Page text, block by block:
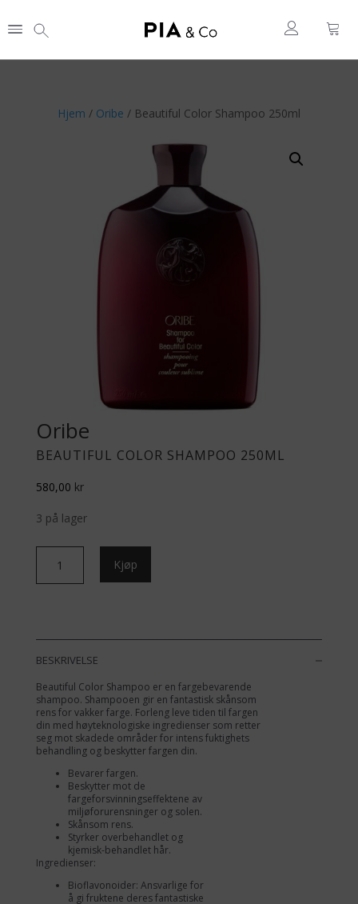
Hjem / Oribe / Beautiful Color Shampoo 250ml
Oribe
BEAUTIFUL COLOR SHAMPOO 250ML
580,00 kr
3 på lager
Color
Kjøp
BESKRIVELSE
Beautiful Color Shampoo er en fargebevarende
shampoo. Shampooen gir en fantastisk skånsom
rens for vakker farge. Forleng leve tiden til fargen
din med høyteknologiske ingredienser som retter
seg mot skadede områder for intens fuktighets
behandling og beskytter fargen din.
Bevarer fargen.
Beskytter mot de
fargeforsvinningseffektene av
miljøforurensninger og solen.
Skånsom rens.
Styrker overbehandlet og
kjemisk-behandlet hår.
Ingredienser:
Bioflavonoider: Ansvarlige for
å gi fruktene deres fantastiske